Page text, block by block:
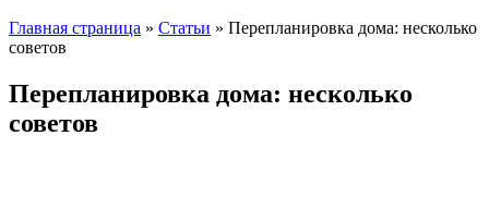
Главная страница » Статьи » Перепланировка дома: несколько
советов
Перепланировка дома: несколько
советов